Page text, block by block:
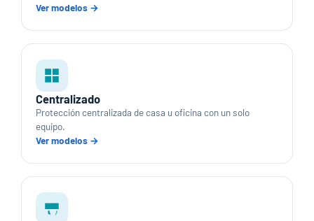
Ver modelos →
Centralizado
Protección centralizada de casa u oficina con un solo
equipo.
Ver modelos →